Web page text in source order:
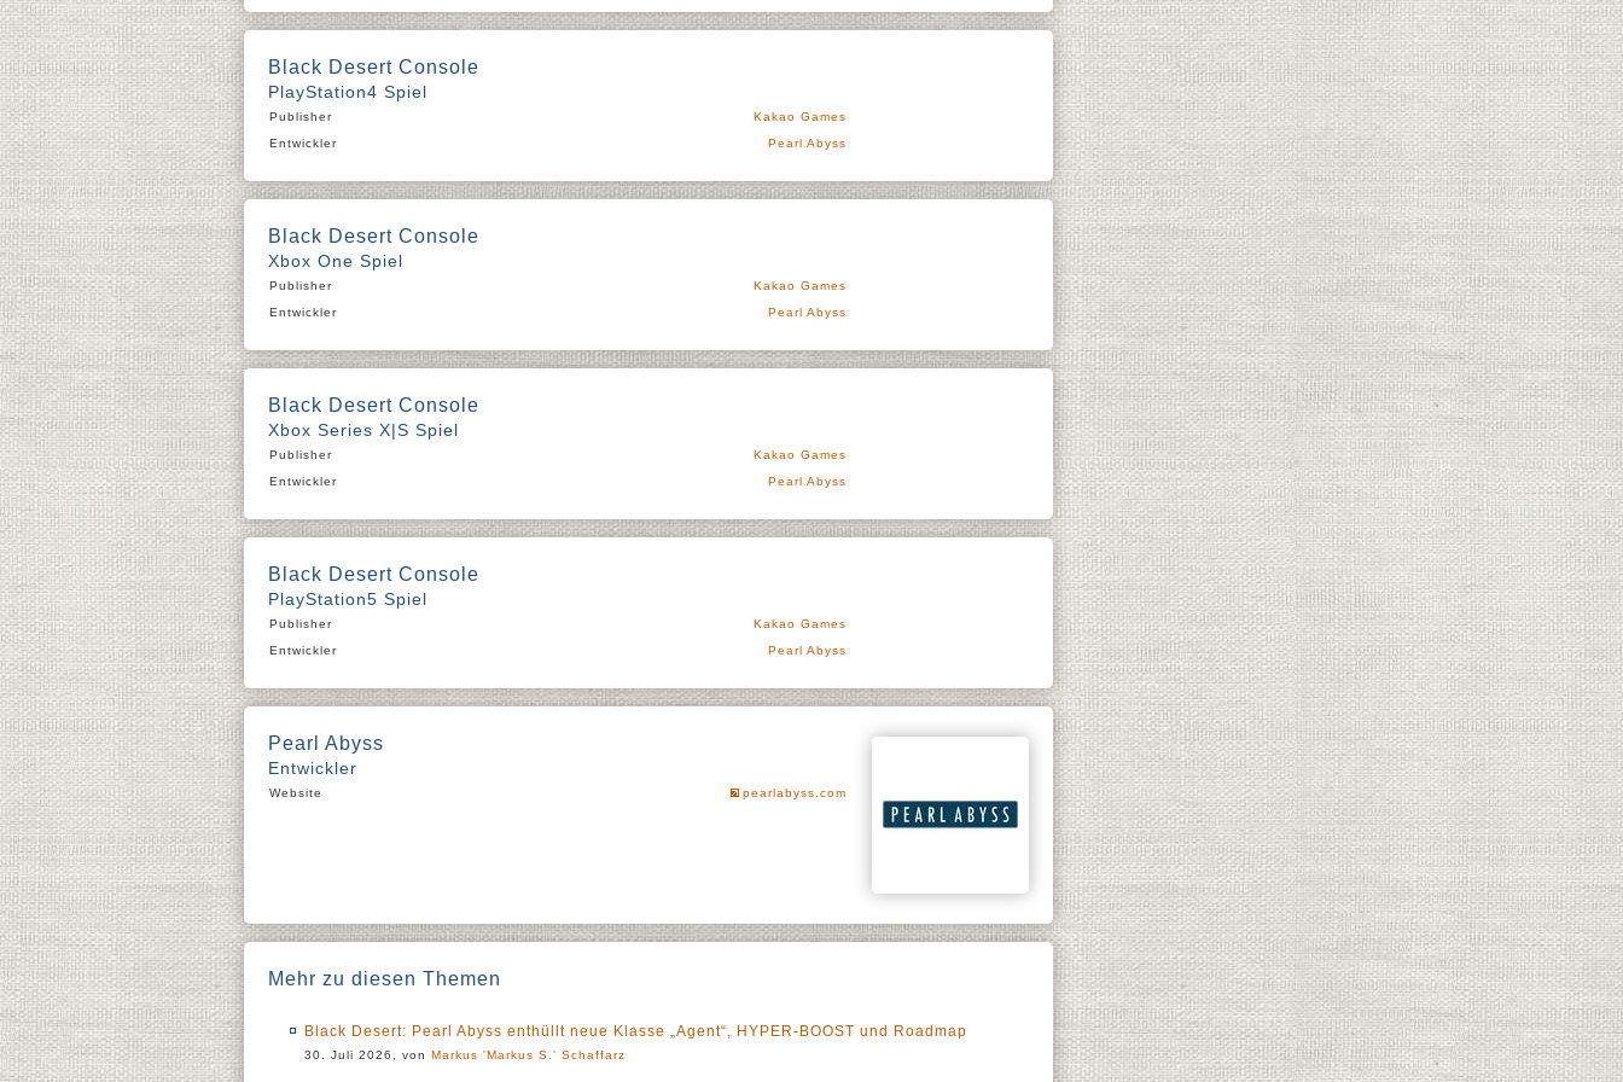
Black Desert Console
PlayStation4 Spiel
Publisher
Kakao Games
Entwickler
Pearl Abyss
Black Desert Console
Xbox One Spiel
Publisher
Kakao Games
Entwickler
Pearl Abyss
Black Desert Console
Xbox Series X|S Spiel
Publisher
Kakao Games
Entwickler
Pearl Abyss
Black Desert Console
PlayStation5 Spiel
Publisher
Kakao Games
Entwickler
Pearl Abyss
Pearl Abyss
Entwickler
Website pearlabyss.com
Mehr zu diesen Themen
Black Desert: Pearl Abyss enthüllt neue Klasse „Agent“, HYPER-BOOST und Roadmap
30. Juli 2026, von Markus 'Markus S.' Schaffarz